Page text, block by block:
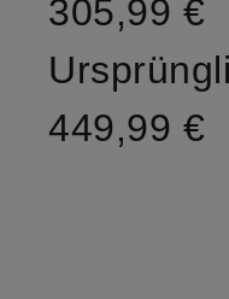
305,99 €
449,99 €